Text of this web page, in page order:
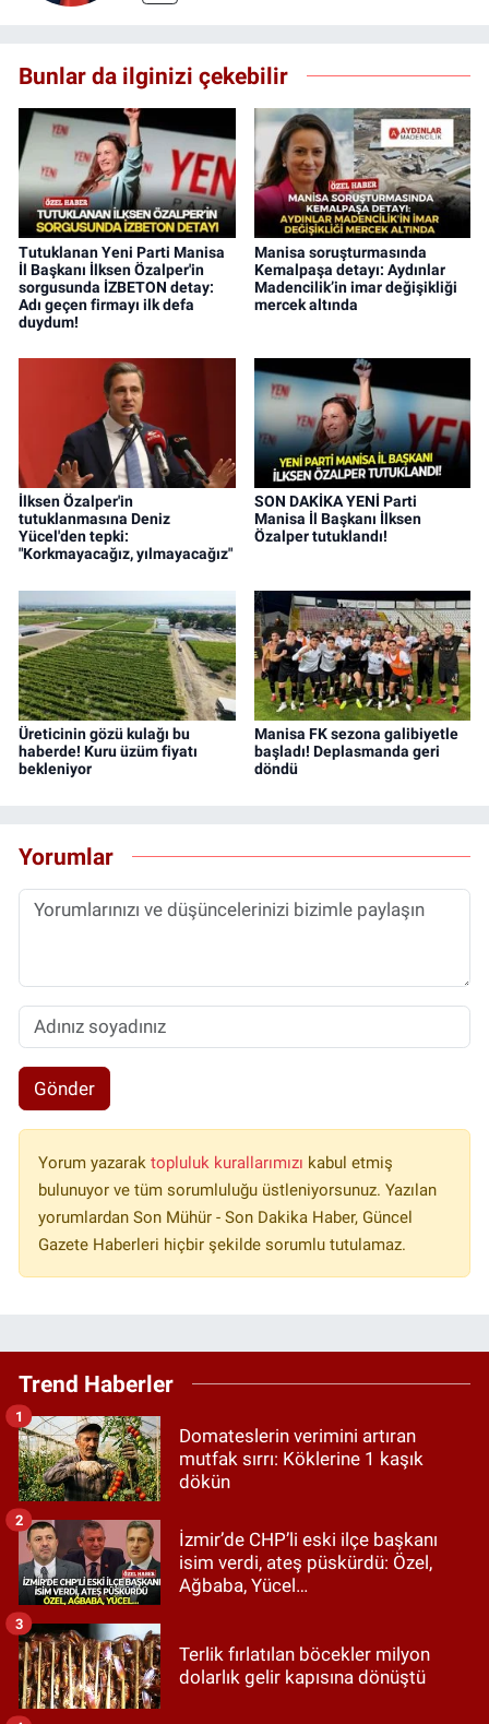
Bunlar da ilginizi çekebilir
Tutuklanan Yeni Parti Manisa
İl Başkanı İlksen Özalper'in
sorgusunda İZBETON detay:
Adı geçen firmayı ilk defa
duydum!
Manisa soruşturmasında
Kemalpaşa detayı: Aydınlar
Madencilik’in imar değişikliği
mercek altında
İlksen Özalper'in
tutuklanmasına Deniz
Yücel'den tepki:
"Korkmayacağız, yılmayacağız"
SON DAKİKA YENİ Parti
Manisa İl Başkanı İlksen
Özalper tutuklandı!
Üreticinin gözü kulağı bu
haberde! Kuru üzüm fiyatı
bekleniyor
Manisa FK sezona galibiyetle
başladı! Deplasmanda geri
döndü
Yorumlar
Gönder
Yorum yazarak topluluk kurallarımızı kabul etmiş
bulunuyor ve tüm sorumluluğu üstleniyorsunuz. Yazılan
yorumlardan Son Mühür - Son Dakika Haber, Güncel
Gazete Haberleri hiçbir şekilde sorumlu tutulamaz.
Trend Haberler
Domateslerin verimini artıran
mutfak sırrı: Köklerine 1 kaşık
dökün
1
İzmir’de CHP’li eski ilçe başkanı
isim verdi, ateş püskürdü: Özel,
Ağbaba, Yücel…
2
Terlik fırlatılan böcekler milyon
dolarlık gelir kapısına dönüştü
3